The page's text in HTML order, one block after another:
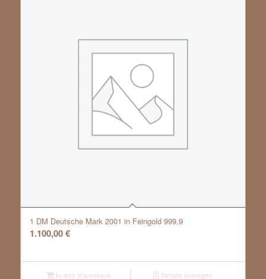
1 DM Deutsche Mark 2001 in Feingold 999,9
1.100,00€
In den Warenkorb Details anzeigen